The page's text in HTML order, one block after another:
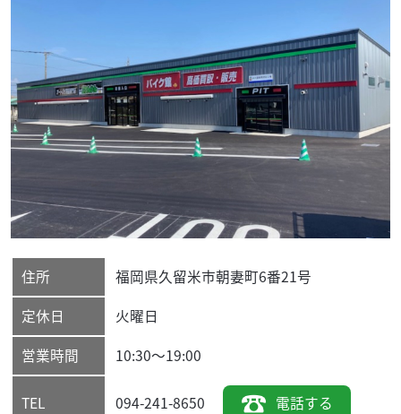
住所 福岡県久留米市朝妻町6番21号
定休日
火曜日
営業時間
10:30～19:00
TEL 094-241-8650 電話する